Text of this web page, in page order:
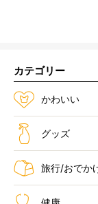
カテゴリー
かわいい
グッズ
旅行/おでか